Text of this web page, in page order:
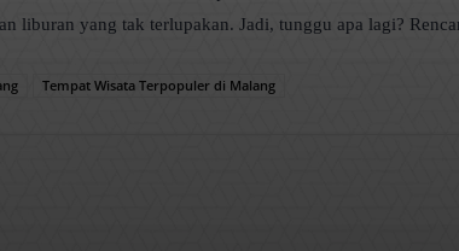
liburan yang tak terlupakan. Jadi, tunggu apa lagi?
Tempat Wisata Terpopuler di Malang